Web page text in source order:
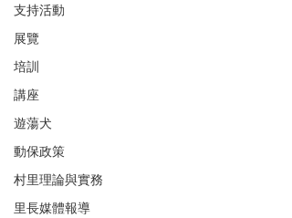
支持活動
展覽
培訓
講座
遊蕩犬
動保政策
村里理論與實務
里長媒體報導